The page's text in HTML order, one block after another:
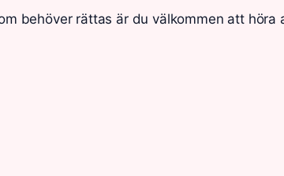
behöver rättas är du välkommen att höra